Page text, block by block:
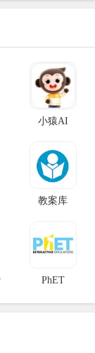
小猿AI
教案库
PhET